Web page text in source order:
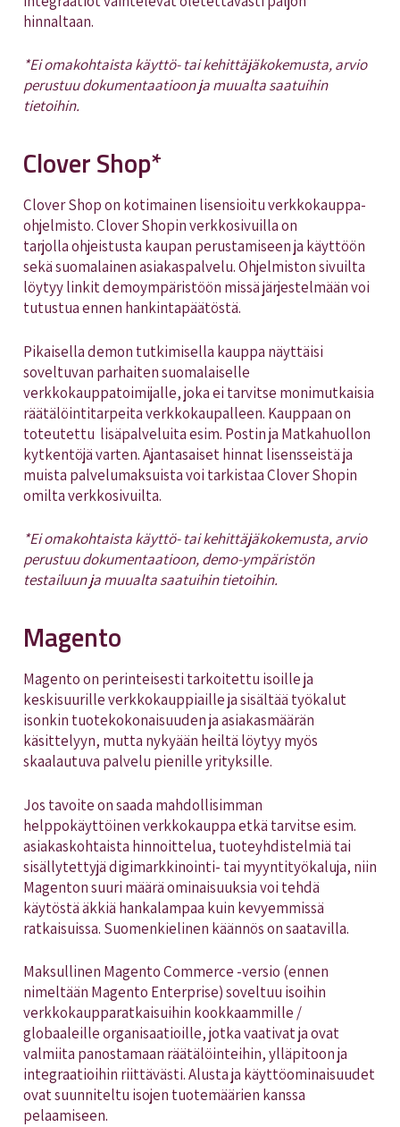
hinnaltaan.
*Ei omakohtaista käyttö- tai kehittäjäkokemusta, arvio
perustuu dokumentaatioon ja muualta saatuihin
tietoihin.
Clover Shop*
Clover Shop on kotimainen lisensioitu verkkokauppa-
ohjelmisto. Clover Shopin verkkosivuilla on
tarjolla ohjeistusta kaupan perustamiseen ja käyttöön
sekä suomalainen asiakaspalvelu. Ohjelmiston sivuilta
löytyy linkit demoympäristöön missä järjestelmään voi
tutustua ennen hankintapäätöstä.
Pikaisella demon tutkimisella kauppa näyttäisi
soveltuvan parhaiten suomalaiselle
verkkokauppatoimijalle, joka ei tarvitse monimutkaisia
räätälöintitarpeita verkkokaupalleen. Kauppaan on
toteutettu lisäpalveluita esim. Postin ja Matkahuollon
kytkentöjä varten. Ajantasaiset hinnat lisensseistä ja
muista palvelumaksuista voi tarkistaa Clover Shopin
omilta verkkosivuilta.
*Ei omakohtaista käyttö- tai kehittäjäkokemusta, arvio
perustuu dokumentaatioon, demo-ympäristön
testailuun ja muualta saatuihin tietoihin.
Magento
Magento on perinteisesti tarkoitettu isoille ja
keskisuurille verkkokauppiaille ja sisältää työkalut
isonkin tuotekokonaisuuden ja asiakasmäärän
käsittelyyn, mutta nykyään heiltä löytyy myös
skaalautuva palvelu pienille yrityksille.
Jos tavoite on saada mahdollisimman
helppokäyttöinen verkkokauppa etkä tarvitse esim.
asiakaskohtaista hinnoittelua, tuoteyhdistelmiä tai
sisällytettyjä digimarkkinointi- tai myyntityökaluja, niin
Magenton suuri määrä ominaisuuksia voi tehdä
käytöstä äkkiä hankalampaa kuin kevyemmissä
ratkaisuissa. Suomenkielinen käännös on saatavilla.
Maksullinen Magento Commerce -versio (ennen
nimeltään Magento Enterprise) soveltuu isoihin
verkkokaupparatkaisuihin kookkaammille /
globaaleille organisaatioille, jotka vaativat ja ovat
valmiita panostamaan räätälöinteihin, ylläpitoon ja
integraatioihin riittävästi. Alusta ja käyttöominaisuudet
ovat suunniteltu isojen tuotemäärien kanssa
pelaamiseen.